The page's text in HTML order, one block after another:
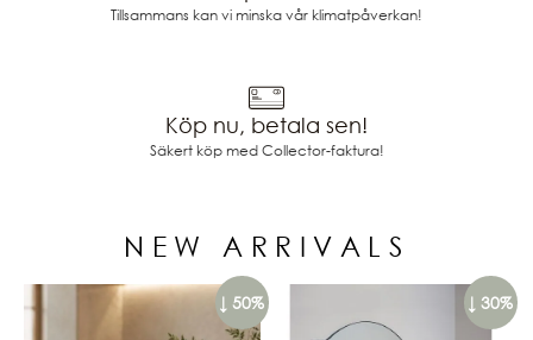
Tillsammans kan vi minska vår klimatpåverkan!
Köp nu, betala sen!
Säkert köp med Collector-faktura!
NEW ARRIVALS
↓ 50% ↓ 30%